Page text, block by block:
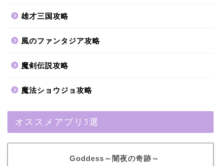
雄才三国攻略
風のファンタジア攻略
魔剣伝説攻略
魔法ショウジョ攻略
オススメアプリ3選
Goddess～闇夜の奇跡～